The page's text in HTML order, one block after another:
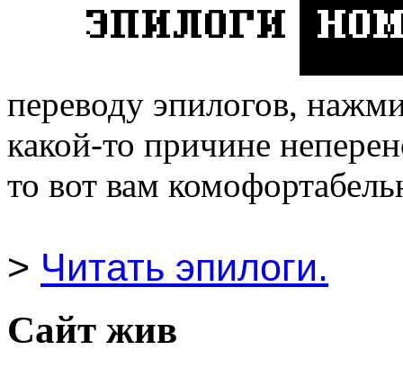
переводу эпилогов,
какой-то причине
то вот вам
> Читать эпилоги.
Сайт жив